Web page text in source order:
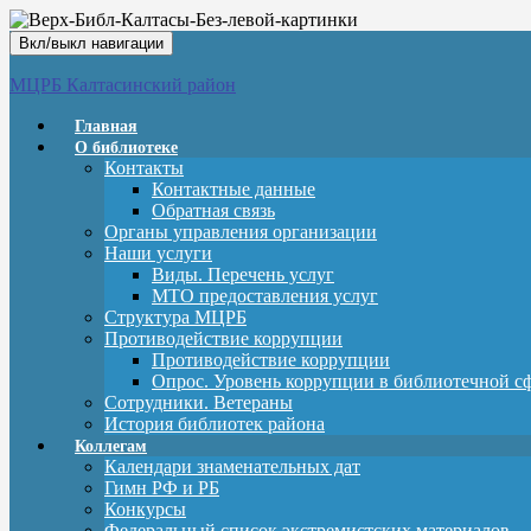
Вкл/выкл навигации
МЦРБ Калтасинский район
Главная
О библиотеке
Контакты
Контактные данные
Обратная связь
Органы управления организации
Наши услуги
Виды. Перечень услуг
МТО предоставления услуг
Структура МЦРБ
Противодействие коррупции
Противодействие коррупции
Опрос. Уровень коррупции в библиотечной
Сотрудники. Ветераны
История библиотек района
Коллегам
Календари знаменательных дат
Гимн РФ и РБ
Конкурсы